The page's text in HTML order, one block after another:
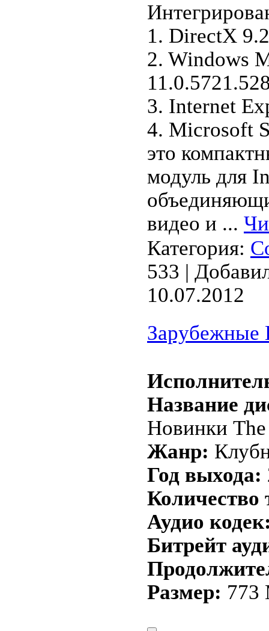
1. DirectX
2. Windows
3. Internet
4. Microsoft
это
модуль для
видео и ...
Категория:
533 |
10.07.2012
Зарубежные
Название
Новинки
Жанр:
Год выхода:
Количество
Аудио
Битрейт
Размер: 773